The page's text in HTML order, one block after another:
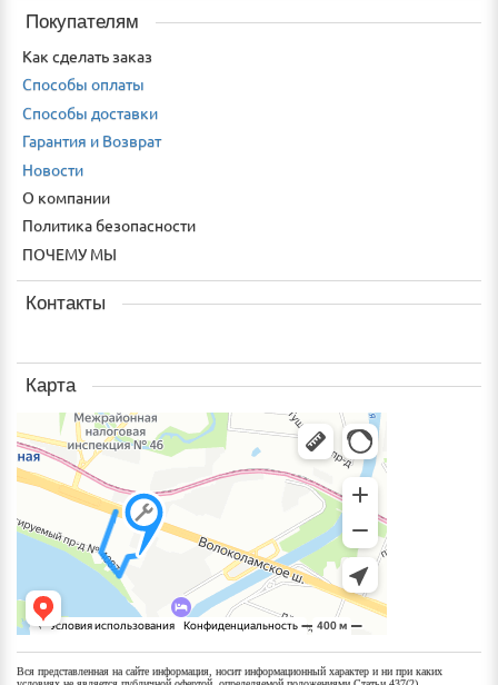
Покупателям
Как сделать заказ
Способы оплаты
Способы доставки
Гарантия и Возврат
Новости
О компании
Политика безопасности
ПОЧЕМУ МЫ
Контакты
Карта
Вся представленная на сайте информация, носит информационный характер и ни при каких